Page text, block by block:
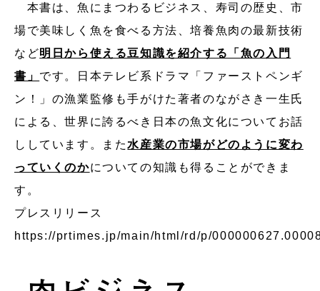
本書は、魚にまつわるビジネス、寿司の歴史、市
場で美味しく魚を食べる方法、培養魚肉の最新技術
など明日から使える豆知識を紹介する「魚の入門
書」 です。日本テレビ系ドラマ「ファーストペンギ
ン！」の漁業監修も手がけた著者のながさき一生氏
による、世界に誇るべき日本の魚文化についてお話
ししています。また 水産業の市場がどのように変わ
っていくのかについての知識も得ることができま
す。
プレスリリース
https://prtimes.jp/main/html/rd/p/